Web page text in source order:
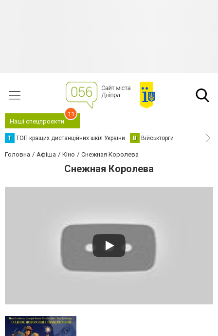
Наші спецпроєкти
11
Т ТОП кращих дистанційних шкіл України В Військторги
Головна Афіша Кіно Снежная Королева
Снежная Королева